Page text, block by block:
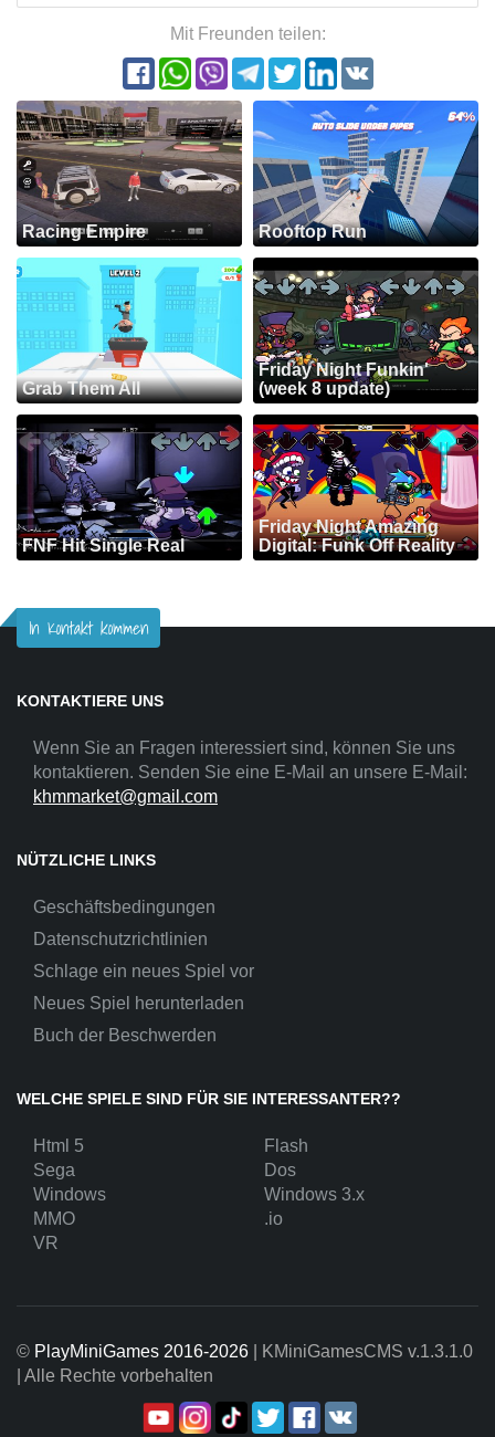
Mit Freunden teilen:
Racing Empire Rooftop Run
Grab Them All
Friday Night Funkin'
(week 8 update)
FNF Hit Single Real
Friday Night Amazing
Digital: Funk Off Reality
In Kontakt kommen
KONTAKTIERE UNS
Wenn Sie an Fragen interessiert sind, können Sie uns
kontaktieren. Senden Sie eine E-Mail an unsere E-Mail:
khmmarket@gmail.com
NÜTZLICHE LINKS
Geschäftsbedingungen
Datenschutzrichtlinien
Schlage ein neues Spiel vor
Neues Spiel herunterladen
Buch der Beschwerden
WELCHE SPIELE SIND FÜR SIE INTERESSANTER??
Html 5
Flash
Sega
Dos
Windows
Windows 3.x
MMO
.io
VR
© PlayMiniGames 2016-2026 | KMiniGamesCMS v.1.3.1.0
| Alle Rechte vorbehalten